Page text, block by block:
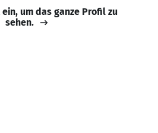
um das ganze Profil zu
sehen.